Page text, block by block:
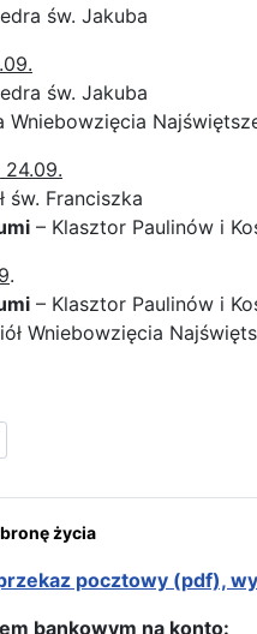
św. Jakuba
św. Jakuba
Wniebowzięcia
24.09.
św. Franciszka
– Klasztor Paulinów i
.
– Klasztor Paulinów i
Wniebowzięcia
Trasa peregrynacji na
życia
pocztowy (pdf),
bankowym na konto: